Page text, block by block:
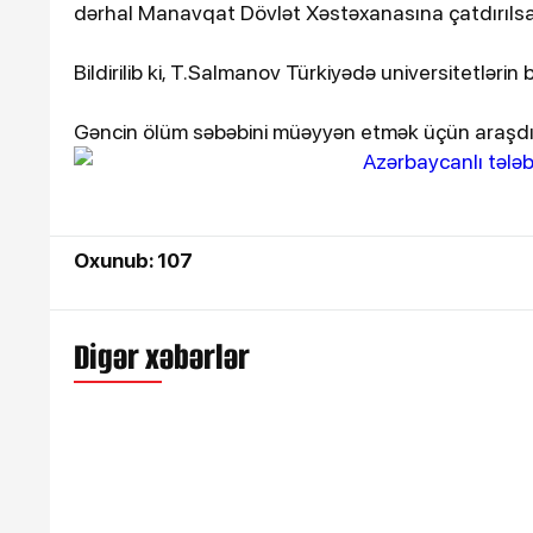
dərhal Manavqat Dövlət Xəstəxanasına
Bildirilib ki, T.Salmanov Türkiyədə universitetlərin
Gəncin ölüm səbəbini müəyyən etmək üçün
Oxunub: 107
Digər xəbərlər
ƏLAQƏPEŞƏ ETİKASI
çıxan müğənnilər var”